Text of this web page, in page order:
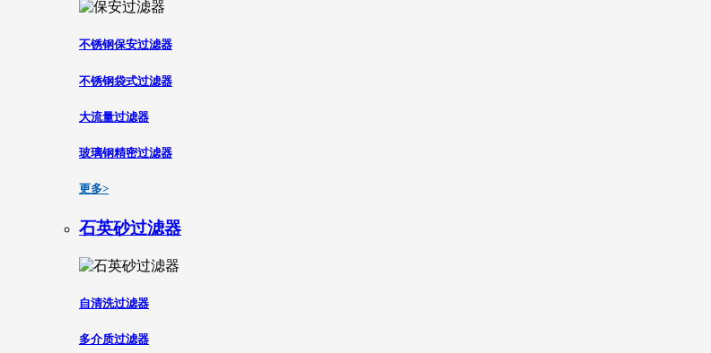
不锈钢保安过滤器
不锈钢袋式过滤器
大流量过滤器
玻璃钢精密过滤器
更多>
石英砂过滤器
自清洗过滤器
多介质过滤器